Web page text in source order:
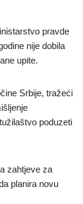
pravde
nije dobila
upite.
Srbije, tražeći
poduzeti
zahtjeve za
planira novu